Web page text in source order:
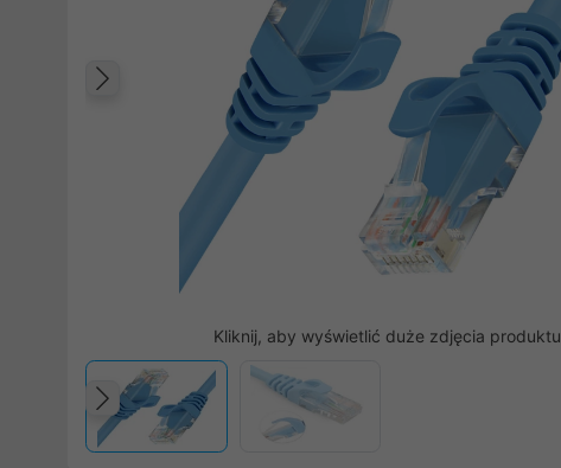
Poprzedni
Kliknij, aby wyświetlić duże zdjęcia produktu
Poprzedni